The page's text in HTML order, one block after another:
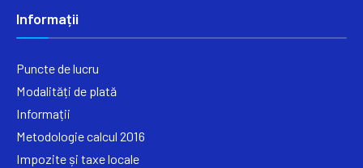
Informații
Puncte de lucru
Modalități de plată
Informații
Metodologie calcul 2016
Impozite și taxe locale